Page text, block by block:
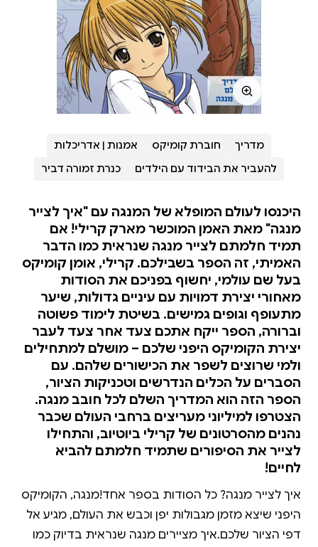
מדריך חוברת קומיקס
אמנות | אדריכלות
להעביר את הבידוד עם הילדים
כנרת זמורה דביר
היכנסו לעולם המופלא של המנגה עם "איך לצייר
מנגה" מאת האמן המוכשר מארק קרילי! אם
תמיד חלמתם לצייר מנגה שנראית כמו הדבר
האמיתי, זה הספר בשבילכם. קרילי, אומן קומיקס
בעל שם עולמי, יחשוף בפניכם את הסודות
מאחורי יצירת דמויות עם עיניים גדולות, שיער
מתעופף וגופים גמישים. בשיטת לימוד פשוטה
וברורה, הספר ייקח אתכם צעד אחר צעד לעבר
יצירת הקומיקס היפני שלכם – מושלם למתחילים
ולמי שרוצים לשפר את הכישורים שלהם. עם
הסברים על הכלים הנדרשים וטכניקות הציור,
הספר הזה הוא המדריך השלם לכל חובב מנגה.
הצטרפו למיליוני מעריצים ברחבי העולם שכבר
נהנים מהסרטונים של קרילי ביוטיוב, והתחילו
לצייר את הסיפורים שתמיד חלמתם להביא
לחיים!
איך לצייר מנגה? כל הסודות בספר אחד!מנגה, הקומיקס
היפני שיצא מזמן מגבולות יפן וכבש את העולם, מגיע אל
דפי הציור שלכם.איך מציירים מנגה שנראית בדיוק כמו